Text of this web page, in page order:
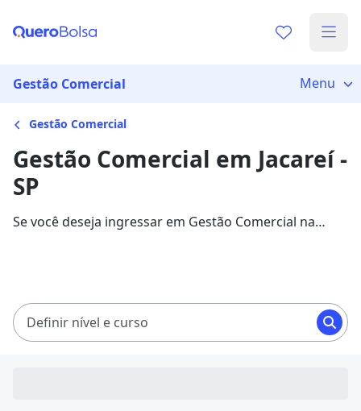
Gestão Comercial Menu
Gestão Comercial
Gestão Comercial em Jacareí -
SP
Se você deseja ingressar em Gestão Comercial na
Definir nível e curso